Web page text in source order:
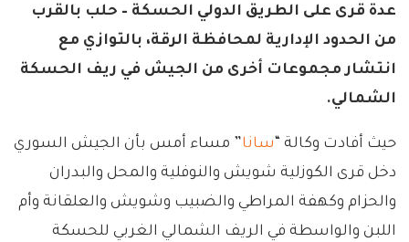
عدة قرى على الطريق الدولي الحسكة – حلب بالقرب
من الحدود الإدارية لمحافظة الرقة، بالتوازي مع
انتشار مجموعات أخرى من الجيش في ريف الحسكة
الشمالي.
حيث أفادت وكالة “سانا” مساء أمس بأن الجيش السوري
دخل قرى الكوزلية شويش والنوفلية والمحل والبدران
والحزام وكهفة المراطي والضبيب وشويش والعلقانة وأم
اللبن والواسطة في الريف الشمالي الغربي للحسكة